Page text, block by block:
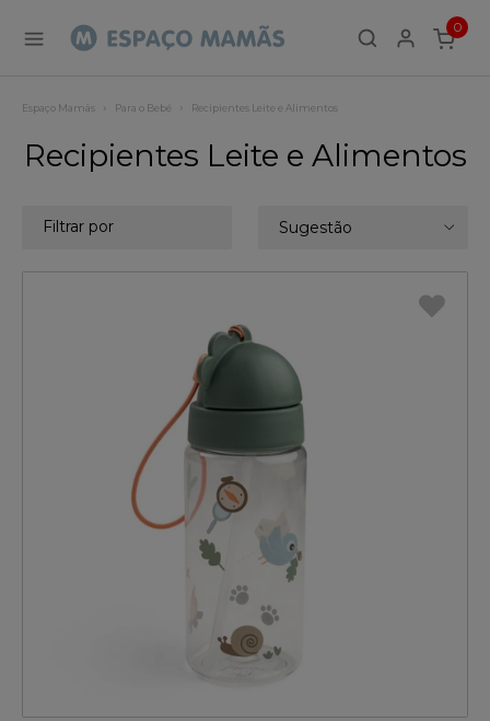
0
ITEMS
Espaço Mamãs Para o Bebé Recipientes Leite e Alimentos
Recipientes Leite e Alimentos
Sugestão
Filtrar por